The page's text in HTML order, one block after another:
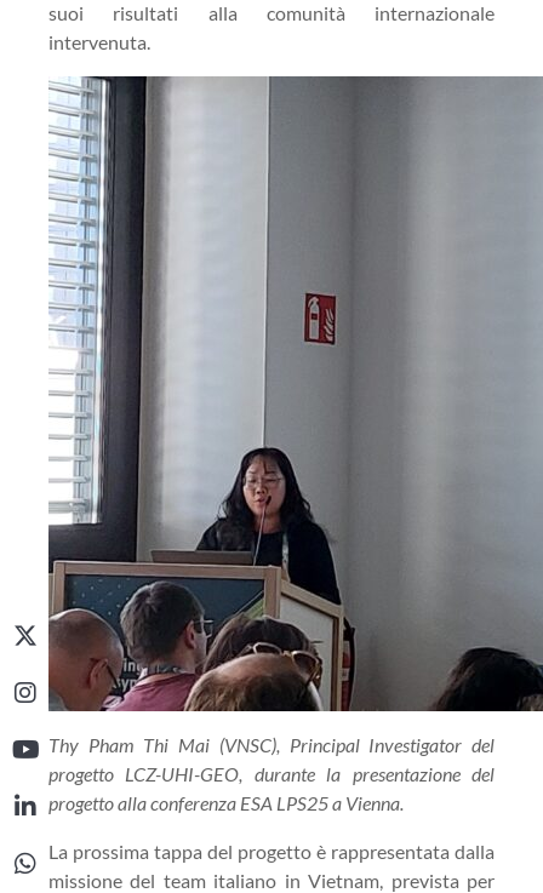
suoi risultati alla comunità internazionale
intervenuta.
Thy Pham Thi Mai (VNSC), Principal Investigator del
progetto LCZ-UHI-GEO, durante la presentazione del
progetto alla conferenza ESA LPS25 a Vienna.
La prossima tappa del progetto è rappresentata dalla
missione del team italiano in Vietnam, prevista per